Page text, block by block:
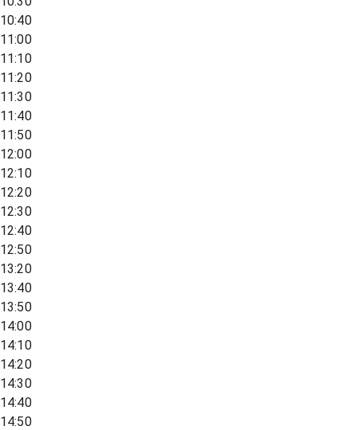
10:40
11:00
11:10
11:20
11:30
11:40
11:50
12:00
12:10
12:20
12:30
12:40
12:50
13:20
13:40
13:50
14:00
14:10
14:20
14:30
14:40
14:50